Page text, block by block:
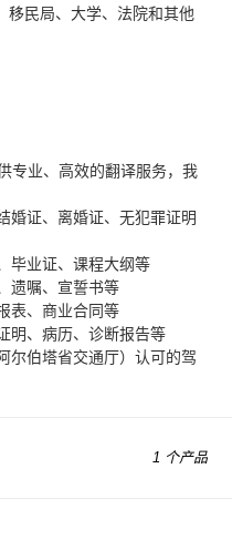
移民局、大学、法院和其他
专业、高效的翻译服务，我
婚证、离婚证、无犯罪证明
毕业证、课程大纲等
遗嘱、宣誓书等
表、商业合同等
明、病历、诊断报告等
尔伯塔省交通厅）认可的驾
1 个产品